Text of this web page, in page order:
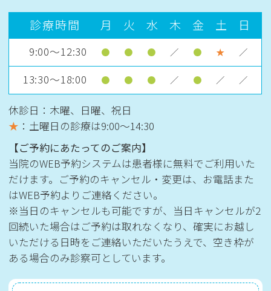
診療時間 月 火 水 木 金 土 日
9:00～12:30 ● ● ● ／ ● ★ ／
13:30～18:00 ● ● ● ／ ● ／ ／
休診日：木曜、日曜、祝日
★ ：土曜日の診療は9:00〜14:30
【ご予約にあたってのご案内】
当院のWEB予約システムは患者様に無料でご利用いた
だけます。ご予約のキャンセル・変更は、お電話また
はWEB予約よりご連絡ください。
※当日のキャンセルも可能ですが、当日キャンセルが2
回続いた場合はご予約は取れなくなり、確実にお越し
いただける日時をご連絡いただいたうえで、空き枠が
ある場合のみ診察可としています。